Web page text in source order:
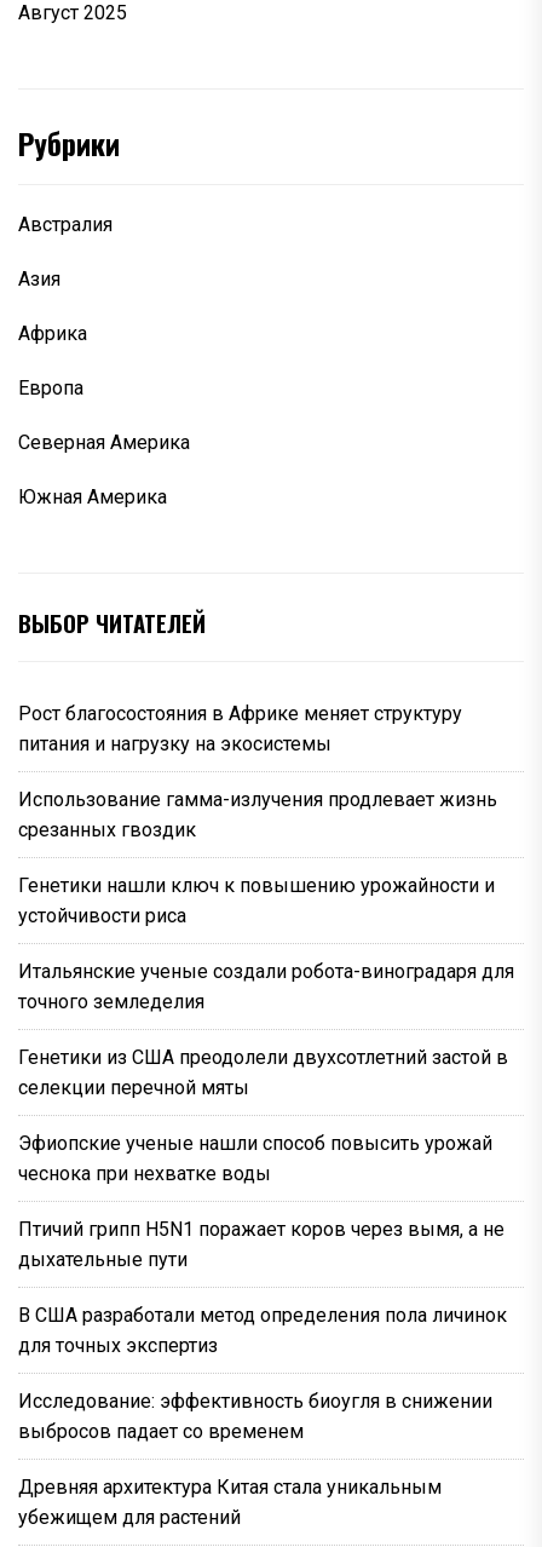
Август 2025
Рубрики
Австралия
Азия
Африка
Европа
Северная Америка
Южная Америка
ВЫБОР ЧИТАТЕЛЕЙ
Рост благосостояния в Африке меняет структуру
питания и нагрузку на экосистемы
Использование гамма-излучения продлевает жизнь
срезанных гвоздик
Генетики нашли ключ к повышению урожайности и
устойчивости риса
Итальянские ученые создали робота-виноградаря для
точного земледелия
Генетики из США преодолели двухсотлетний застой в
селекции перечной мяты
Эфиопские ученые нашли способ повысить урожай
чеснока при нехватке воды
Птичий грипп H5N1 поражает коров через вымя, а не
дыхательные пути
В США разработали метод определения пола личинок
для точных экспертиз
Исследование: эффективность биоугля в снижении
выбросов падает со временем
Древняя архитектура Китая стала уникальным
убежищем для растений